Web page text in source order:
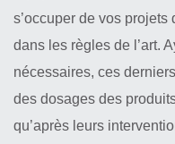
s’occuper de vos
dans les règles de l’art.
nécessaires, ces
des dosages des
qu’après leurs